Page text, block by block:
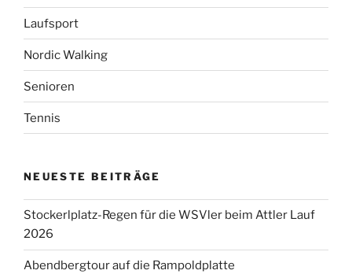
Laufsport
Nordic Walking
Senioren
Tennis
NEUESTE BEITRÄGE
Stockerlplatz-Regen für die WSVler beim Attler Lauf
2026
Abendbergtour auf die Rampoldplatte